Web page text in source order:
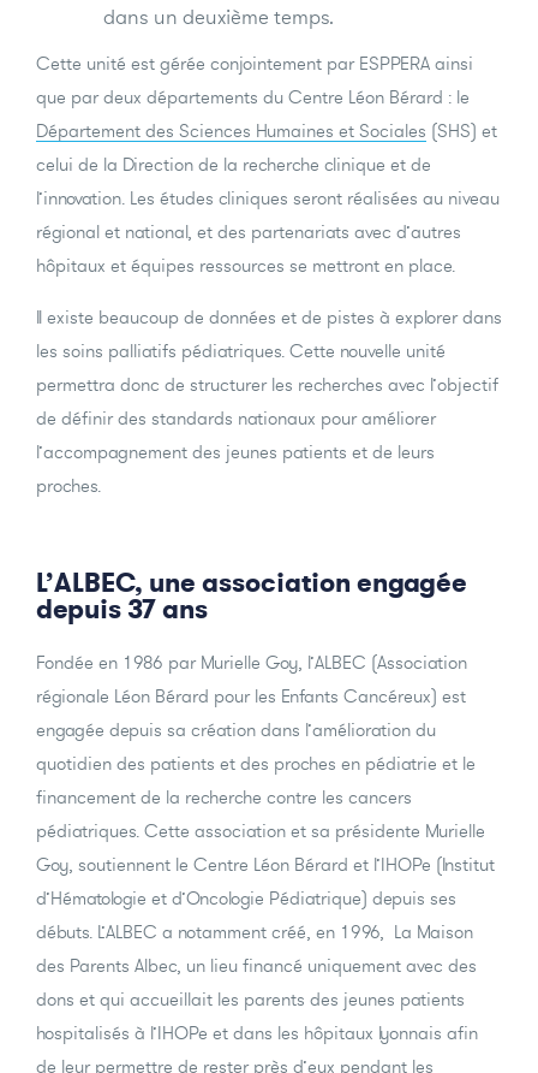
dans un deuxième temps.
Cette unité est gérée conjointement par ESPPERA ainsi
que par deux départements du Centre Léon Bérard : le
Département des Sciences Humaines et Sociales (SHS) et
celui de la Direction de la recherche clinique et de
l’innovation . Les études cliniques seront réalisées au niveau
régional et national, et des partenariats avec d’autres
hôpitaux et équipes ressources se mettront en place.
Il existe beaucoup de données et de pistes à explorer dans
les soins palliatifs pédiatriques. Cette nouvelle unité
permettra donc de structurer les recherches avec l’objectif
de définir des standards nationaux pour améliorer
l’accompagnement des jeunes patients et de leurs
proches.
L’ALBEC, une association engagée
depuis 37 ans
Fondée en 1986 par Murielle Goy, l’ALBEC (Association
régionale Léon Bérard pour les Enfants Cancéreux) est
engagée depuis sa création dans l’amélioration du
quotidien des patients et des proches en pédiatrie et le
financement de la recherche contre les cancers
pédiatriques. Cette association et sa présidente Murielle
Goy, soutiennent le Centre Léon Bérard et l’IHOPe (Institut
d’Hématologie et d’Oncologie Pédiatrique) depuis ses
débuts. L’ALBEC a notamment créé, en 1996, La Maison
des Parents Albec, un lieu financé uniquement avec des
dons et qui accueillait les parents des jeunes patients
hospitalisés à l’IHOPe et dans les hôpitaux lyonnais afin
de leur permettre de rester près d’eux pendant les